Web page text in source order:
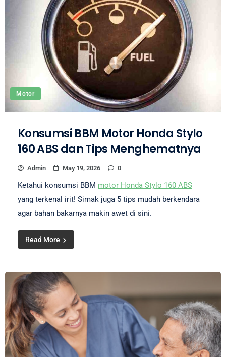
Motor
Konsumsi BBM Motor Honda Stylo
160 ABS dan Tips Menghematnya
Admin May 19, 2026 0
Ketahui konsumsi BBM motor Honda Stylo 160 ABS
yang terkenal irit! Simak juga 5 tips mudah berkendara
agar bahan bakarnya makin awet di sini.
Read More